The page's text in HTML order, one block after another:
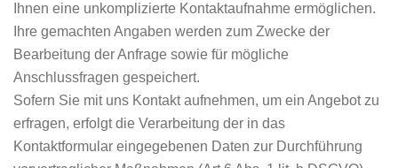
Ihnen eine unkomplizierte Kontaktaufnahme ermöglichen.
Ihre gemachten Angaben werden zum Zwecke der
Bearbeitung der Anfrage sowie für mögliche
Anschlussfragen gespeichert.
Sofern Sie mit uns Kontakt aufnehmen, um ein Angebot zu
erfragen, erfolgt die Verarbeitung der in das
Kontaktformular eingegebenen Daten zur Durchführung